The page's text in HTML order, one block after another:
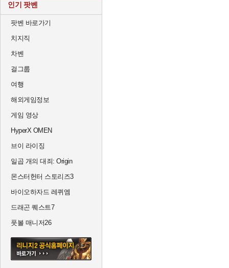
인기 팟벤
팟벤 바로가기
치지직
차벤
걸그룹
여행
해외게임정보
게임 영상
HyperX OMEN
브이 라이징
일곱 개의 대죄: Origin
몬스터헌터 스토리즈3
바이오하자드 레퀴엠
드래곤 퀘스트7
풋볼 매니저26